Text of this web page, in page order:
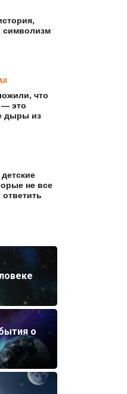
символизм
что
— это
дыры из
не все
о